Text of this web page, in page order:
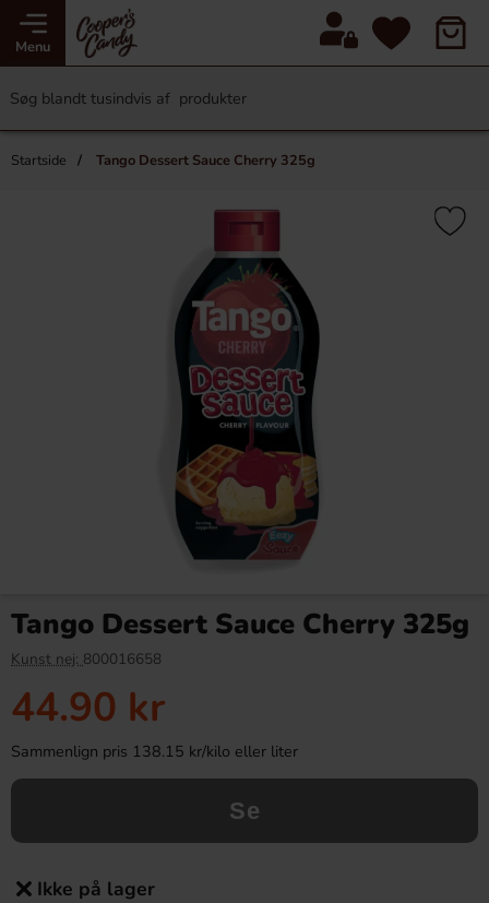
Menu
Startside Tango Dessert Sauce Cherry 325g
Tango Dessert Sauce Cherry 325g
Kunst nej: 800016658
44.90 kr
Sammenlign pris 138.15 kr/kilo eller liter
Se
Ikke på lager